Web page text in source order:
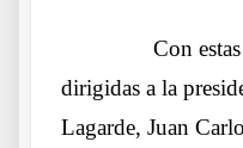
Con
dirigidas a la
Lagarde, Juan